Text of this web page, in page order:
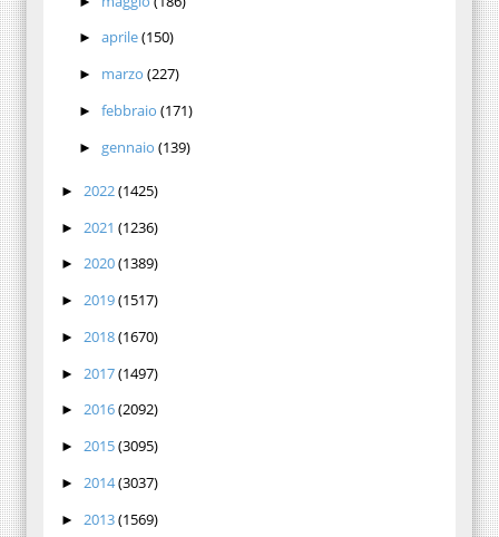
► aprile(150)
► marzo (227)
► febbraio (171)
► gennaio (139)
► 2022(1425)
► 2021 (1236)
► 2020(1389)
► 2019(1517)
► 2018(1670)
► 2017(1497)
► 2016(2092)
► 2015(3095)
► 2014(3037)
► 2013(1569)